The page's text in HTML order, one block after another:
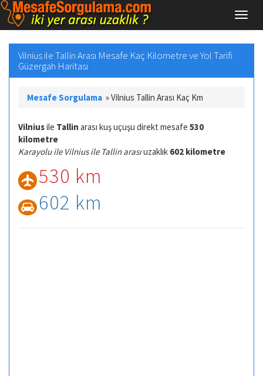
Vilnius ile Tallin Arası Mesafe Kaç Kilometre ve Yol Tarifi
Güzergah Haritası
Mesafe Sorgulama »Vilnius Tallin Arası Kaç Km
Vilniusile Tallin arası kuş uçuşu direkt mesafe 530
kilometre
Karayolu ile Vilnius ile Tallin arasıuzaklık 602 kilometre
530 km
602 km